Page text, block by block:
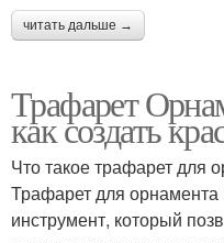
читать дальше →
Трафарет
как создать
Что такое трафарет для
Трафарет для
инструмент, который